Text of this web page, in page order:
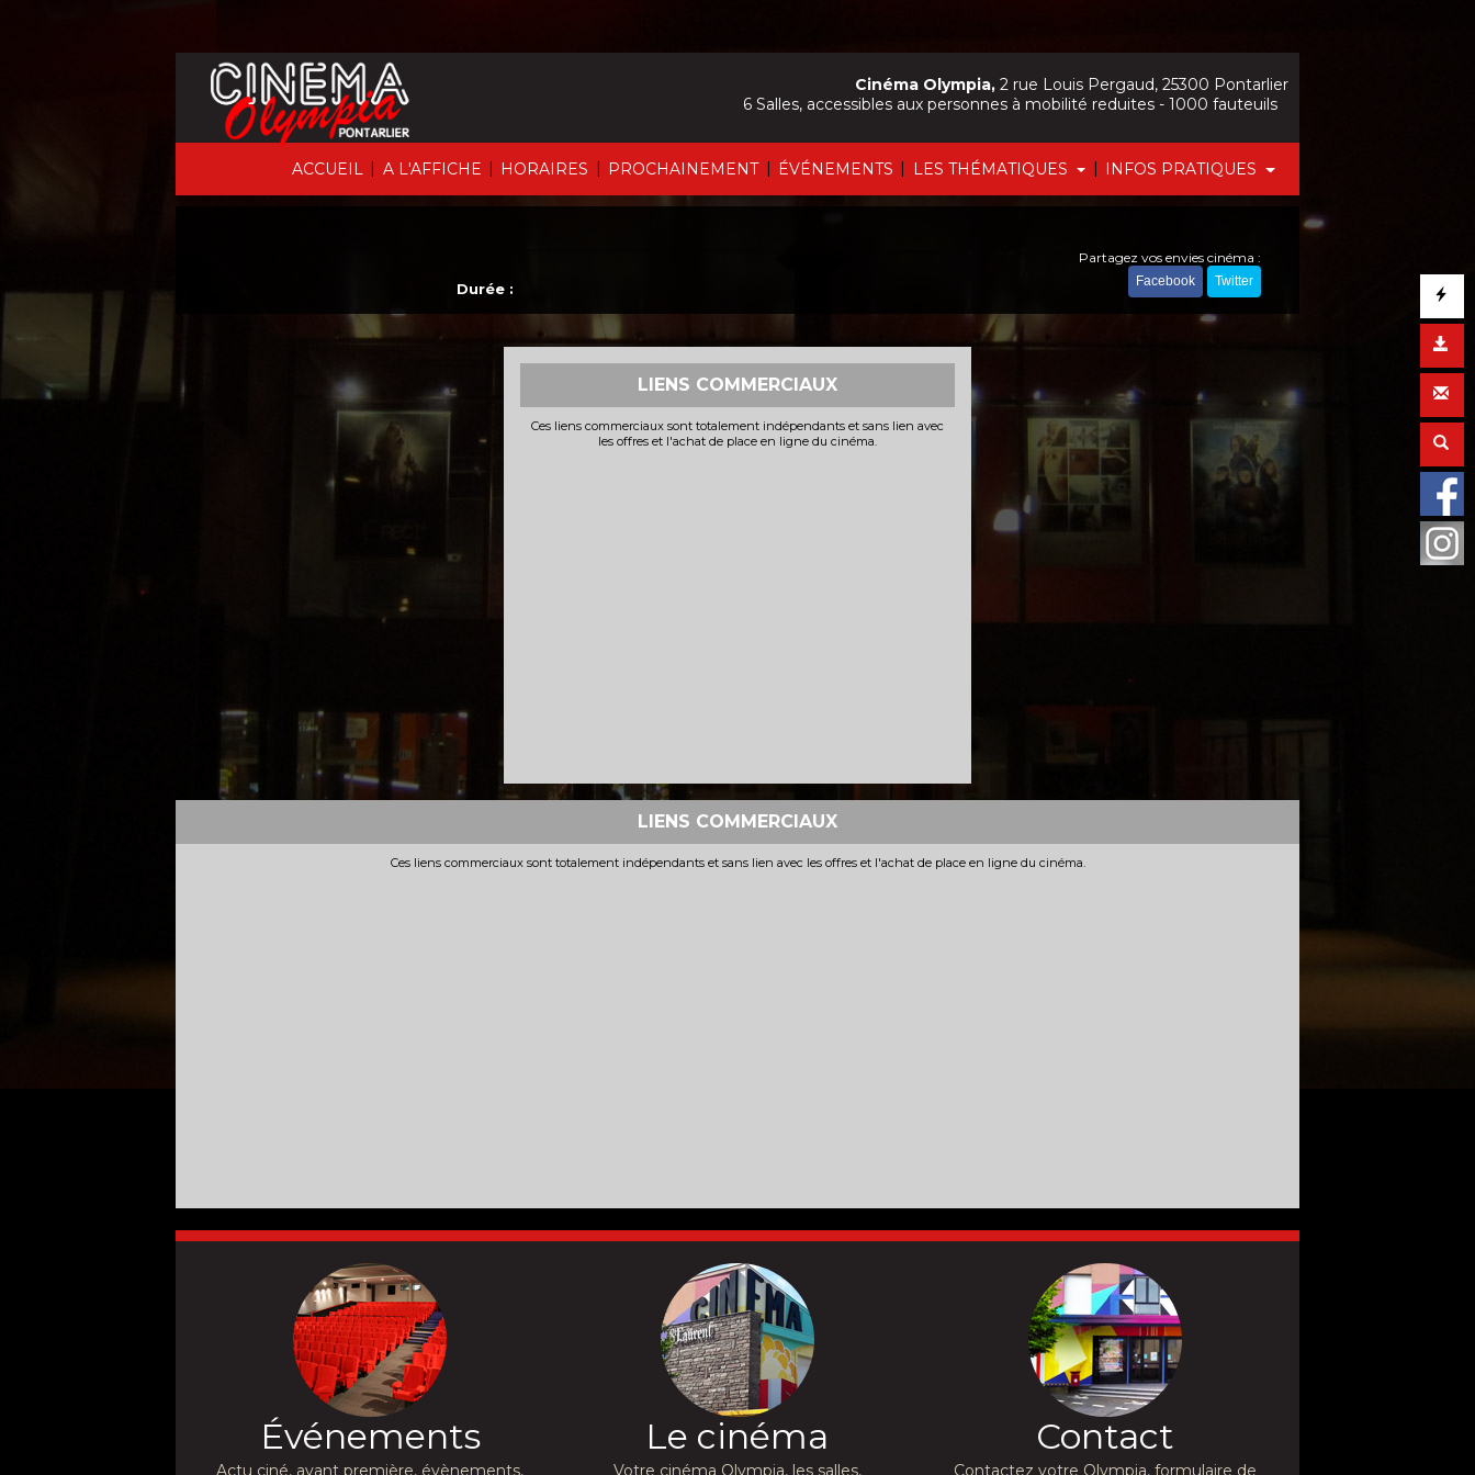
ACCUEIL | A L'AFFICHE | HORAIRES | PROCHAINEMENT | ÉVÉNEMENTS | LES THÉMATIQUES | INFOS PRATIQUES
Cinéma Olympia, 2 rue Louis Pergaud, 25300 Pontarlier
6 Salles, accessibles aux personnes à mobilité reduites - 1000 fauteuils
Durée :
Partagez vos envies cinéma :
Facebook Twitter
LIENS COMMERCIAUX
Ces liens commerciaux sont totalement indépendants et sans lien avec
les offres et l'achat de place en ligne du cinéma.
LIENS COMMERCIAUX
Ces liens commerciaux sont totalement indépendants et sans lien avec les offres et l'achat de place en ligne du cinéma.
Événements
Actu ciné, avant première, évènements,
Le cinéma
Votre cinéma Olympia, les salles,
Contact
Contactez votre Olympia, formulaire de